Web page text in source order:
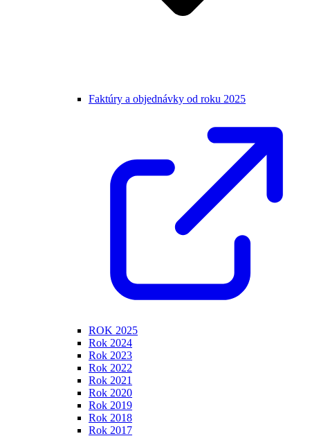
Faktúry a objednávky od roku 2025
ROK 2025
Rok 2024
Rok 2023
Rok 2022
Rok 2021
Rok 2020
Rok 2019
Rok 2018
Rok 2017